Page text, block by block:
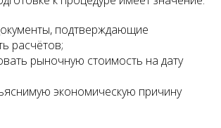
подтверждающие
расчётов;
рыночную стоимость на дату
экономическую причину